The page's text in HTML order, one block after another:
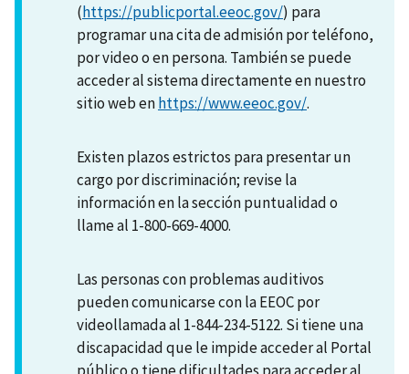
(https://publicportal.eeoc.gov/) para
programar una cita de admisión por teléfono,
por video o en persona. También se puede
acceder al sistema directamente en nuestro
sitio web enhttps://www.eeoc.gov/.
Existen plazos estrictos para presentar un
cargo por discriminación; revise la
información en la sección puntualidad o
llame al 1-800-669-4000.
Las personas con problemas auditivos
pueden comunicarse con la EEOC por
videollamada al 1-844-234-5122. Si tiene una
discapacidad que le impide acceder al Portal
público o tiene dificultades para acceder al